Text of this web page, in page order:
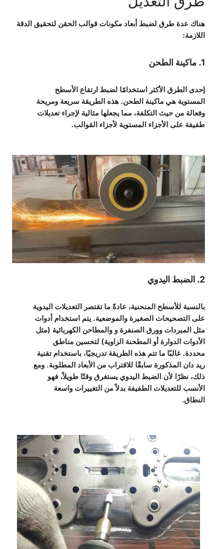
هناك عدة طرق لضبط أبعاد مكونات قوالب الحقن لتحقيق الدقة
اللازمة:
1. ماكينة الطحن
إحدى الطرق الأكثر استخدامًا لضبط ارتفاع الأسطح
المستوية هي ماكينة الطحن. هذه الطريقة سريعة ومريحة
وفعالة من حيث التكلفة، مما يجعلها مثالية لإجراء تعديلات
طفيفة على الأجزاء المستوية لأجزاء القوالب.
2. الضبط اليدوي
بالنسبة للأسطح المنحنية، عادةً ما تقتصر التعديلات اليدوية
على التصحيحات الصغيرة والموضعية. يتم استخدام أدوات
مثل المبردات وورق الصنفرة و والمطاحن الكهربائية (مثل
الأدوات الدوارة أو المطحنة الزاوية) لتحسين مناطق
محددة. غالبًا ما تتم هذه الطريقة تدريجيًا، باستخدام تقنية
ريد دان المذكورة سابقًا للاقتراب من الأبعاد المطلوبة. ومع
ذلك، نظرًا لأن الضبط اليدوي يستغرق وقتًا طويلاً، فهو
الأنسب للتعديلات الطفيفة بدلاً من التغييرات واسعة
النطاق.